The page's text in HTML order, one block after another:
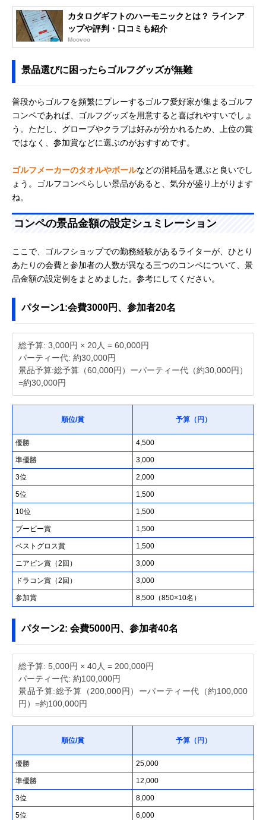
カタログギフトのハーモニックとは？ ラインア
ップや評判・口コミも紹介
Moovoo
景品選びに困ったらゴルフグッズが無難
普段からゴルフを頻繁にプレーするゴルフ愛好家が集まるゴルフ
コンペであれば、ゴルフグッズを用意すると喜ばれやすいでしょ
う。ただし、グローブやクラブは好みが分かれるため、上位の賞
ではなく、参加賞などに選ぶのがおすすめです。
ゴルフメーカーのタオルやボールなどの消耗品を選ぶと良いでし
ょう。ゴルフコンペらしい景品があると、気分が盛り上がります
ね。
コンペの景品金額の設定シュミレーション
ここで、ゴルフショップでの勤務経験があるライターが、ひとり
あたりの会費と参加者の人数が異なる三つのコンペについて、景
品金額の設定例をまとめました。参考にしてください。
パターン1:会費3000円、参加者20名
総予算: 3,000円 × 20人 = 60,000円
パーティー代: 約30,000円
景品予算:総予算（60,000円）ーパーティー代（約30,000円）
=約30,000円
順位/賞 予算（円）
優勝 4,500
準優勝 3,000
3位 2,000
5位 1,500
10位 1,500
ブービー賞 1,500
ベストグロス賞 1,500
ニアピン賞（2回） 3,000
ドラコン賞（2回） 3,000
参加賞 8,500（850×10名）
パターン2: 会費5000円、参加者40名
総予算: 5,000円 × 40人 = 200,000円
パーティー代: 約100,000円
景品予算:総予算（200,000円）ーパーティー代（約100,000
円）=約100,000円
順位/賞 予算（円）
優勝 25,000
準優勝 12,000
3位 8,000
5位 6,000